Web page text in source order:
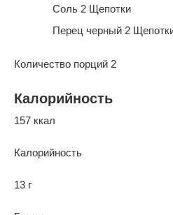
Соль 2 Щепотки
Перец черный 2
Количество порций 2
Калорийность
157 ккал
Калорийность
13 г